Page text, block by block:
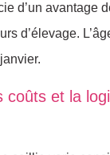
d’un avantage
d’élevage.
coûts et la